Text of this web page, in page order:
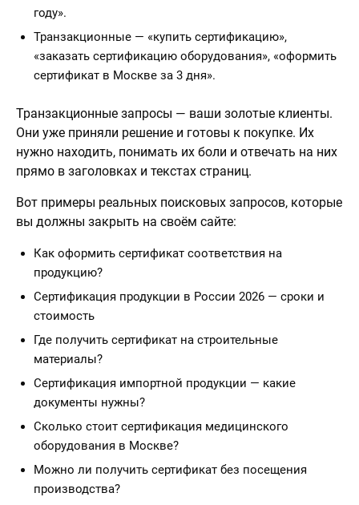
году».
Транзакционные — «купить сертификацию»,
«заказать сертификацию оборудования», «оформить
сертификат в Москве за 3 дня».
Транзакционные запросы — ваши золотые клиенты.
Они уже приняли решение и готовы к покупке. Их
нужно находить, понимать их боли и отвечать на них
прямо в заголовках и текстах страниц.
Вот примеры реальных поисковых запросов, которые
вы должны закрыть на своём сайте:
Как оформить сертификат соответствия на
продукцию?
Сертификация продукции в России 2026 — сроки и
стоимость
Где получить сертификат на строительные
материалы?
Сертификация импортной продукции — какие
документы нужны?
Сколько стоит сертификация медицинского
оборудования в Москве?
Можно ли получить сертификат без посещения
производства?